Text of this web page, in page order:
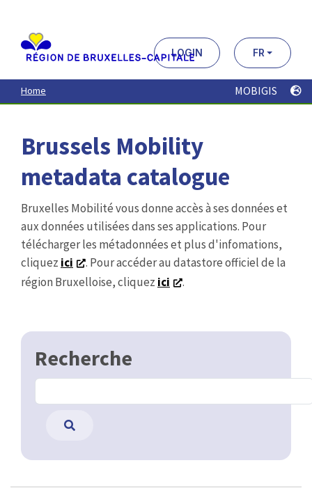
contenu
principal
LOGIN FR
Home MOBIGIS
Brussels Mobility
metadata catalogue
Bruxelles Mobilité vous donne accès à ses données et
aux données utilisées dans ses applications. Pour
télécharger les métadonnées et plus d'infomations,
cliquez ici
. Pour accéder au datastore officiel de la
région Bruxelloise, cliquez ici .
Recherche